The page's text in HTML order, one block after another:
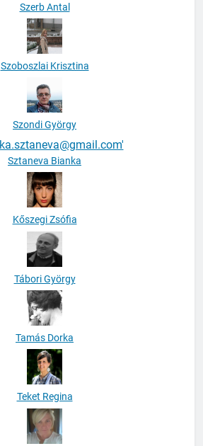
Szerb Antal
Szoboszlai Krisztina
Szondi György
Sztaneva Bianka
Kőszegi Zsófia
Tábori György
Tamás Dorka
Teket Regina